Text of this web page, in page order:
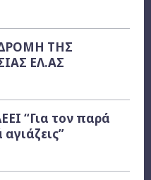
ΤΗΣ
ΕΛ.ΑΣ
“Για τον παρά